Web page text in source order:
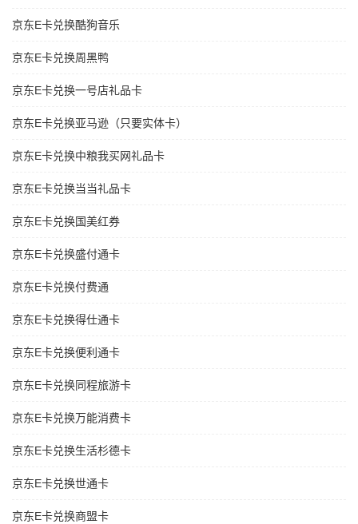
京东E卡兑换酷狗音乐
京东E卡兑换周黑鸭
京东E卡兑换一号店礼品卡
京东E卡兑换亚马逊（只要实体卡）
京东E卡兑换中粮我买网礼品卡
京东E卡兑换当当礼品卡
京东E卡兑换国美红券
京东E卡兑换盛付通卡
京东E卡兑换付费通
京东E卡兑换得仕通卡
京东E卡兑换便利通卡
京东E卡兑换同程旅游卡
京东E卡兑换万能消费卡
京东E卡兑换生活杉德卡
京东E卡兑换世通卡
京东E卡兑换商盟卡